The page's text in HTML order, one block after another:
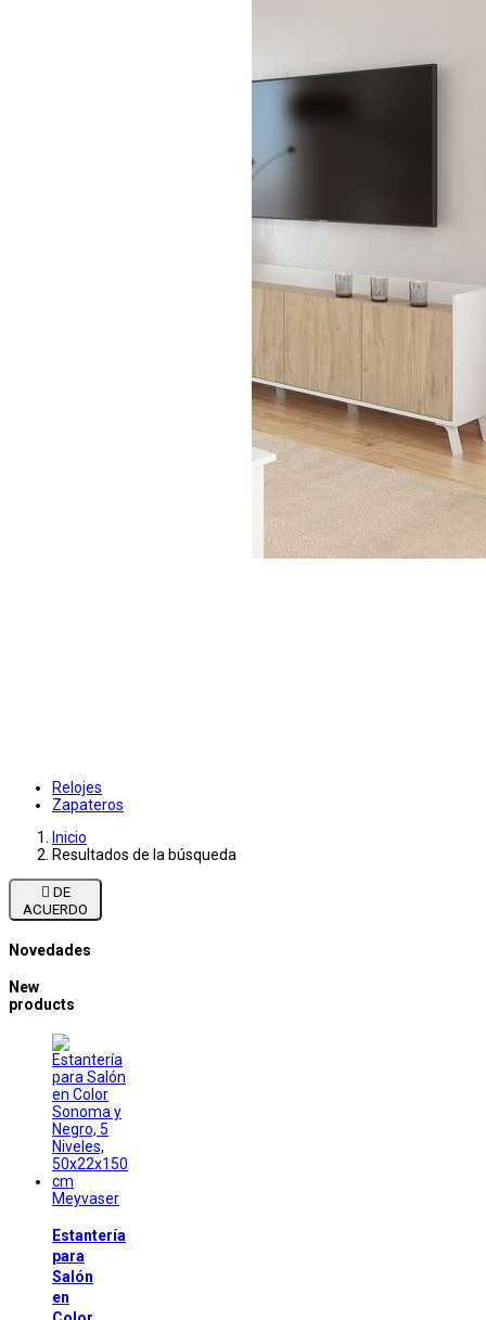
Relojes
Zapateros
Inicio
Resultados de la búsqueda

ACUERDO
Novedades
New
products
Meyvaser
Estantería
para
Salón
en